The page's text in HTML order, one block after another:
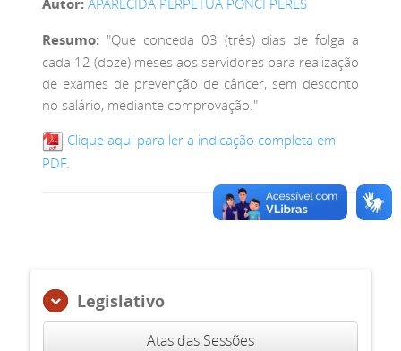
Resumo:"Que conceda 03 (três) dias de folga a
cada 12 (doze) meses aos servidores para realização
de exames de prevenção de câncer, sem desconto
no salário, mediante comprovação."
Clique aqui para ler a indicação completa em
PDF.
Legislativo
Atas das Sessões